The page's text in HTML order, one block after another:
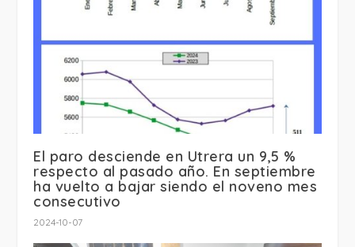
El paro desciende en Utrera un 9,5 %
respecto al pasado año. En septiembre
ha vuelto a bajar siendo el noveno mes
consecutivo
2024-10-07